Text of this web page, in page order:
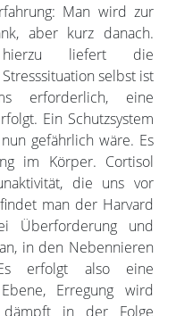
Man wird zur
aber kurz danach.
hierzu liefert die
selbst ist
erforderlich, eine
Ein Schutzsystem
gefährlich wäre. Es
im Körper. Cortisol
die uns vor
man der Harvard
Überforderung und
in den Nebennieren
erfolgt also eine
Erregung wird
dämpft in der Folge